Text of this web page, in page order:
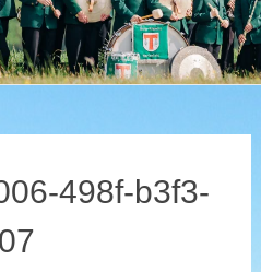
498f-b3f3-